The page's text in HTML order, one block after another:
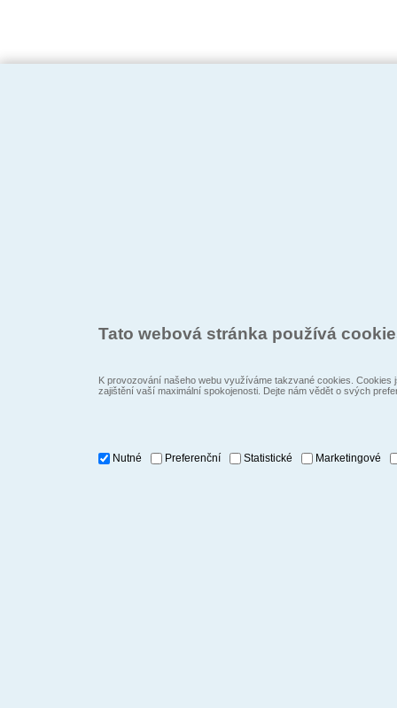
Tato webová stránka používá
K provozování našeho webu využíváme takzvané cookies.
zajištění vaší maximální spokojenosti. Dejte nám vědět o svých
Nutné Preferenční Statistické Marketingové